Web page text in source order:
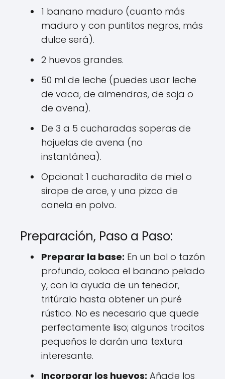
1 banano maduro (cuanto más
maduro y con puntitos negros, más
dulce será).
2 huevos grandes.
50 ml de leche (puedes usar leche
de vaca, de almendras, de soja o
de avena).
De 3 a 5 cucharadas soperas de
hojuelas de avena (no
instantánea).
Opcional: 1 cucharadita de miel o
sirope de arce, y una pizca de
canela en polvo.
Preparación, Paso a Paso:
Preparar la base: En un bol o tazón
profundo, coloca el banano pelado
y, con la ayuda de un tenedor,
tritúralo hasta obtener un puré
rústico. No es necesario que quede
perfectamente liso; algunos trocitos
pequeños le darán una textura
interesante.
Incorporar los huevos: Añade los